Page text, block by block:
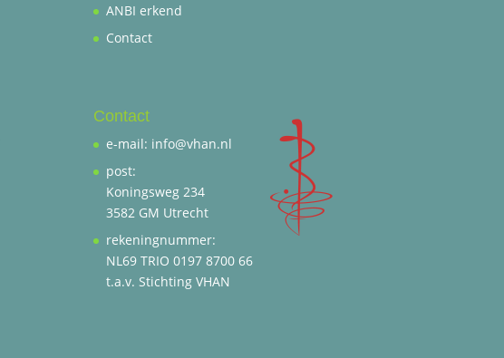
ANBI erkend
Contact
Contact
e-mail: info@vhan.nl
post:
Koningsweg 234
3582 GM Utrecht
rekeningnummer:
NL69 TRIO 0197 8700 66
t.a.v. Stichting VHAN